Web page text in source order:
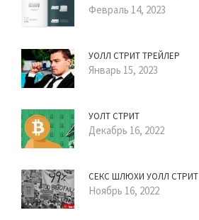
Февраль 14, 2023
УОЛЛ СТРИТ ТРЕЙЛЕР
Январь 15, 2023
УОЛТ СТРИТ
Декабрь 16, 2022
СЕКС ШЛЮХИ УОЛЛ СТРИТ
Ноябрь 16, 2022